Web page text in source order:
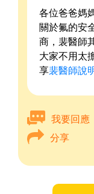
各位爸爸媽
關於氟的安
商，裴醫師
大家不用太
享裴醫師說
我要回應
分享